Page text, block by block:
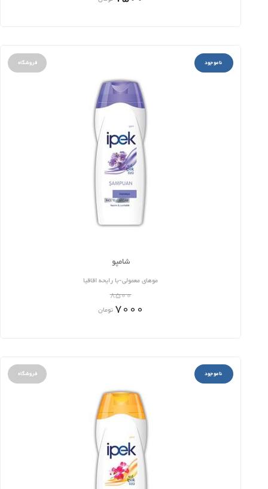
ناموجود فروشگاه
شامپو
موهای معمولی-با رایحه اقاقیا
8500
7000 تومان
ناموجود فروشگاه